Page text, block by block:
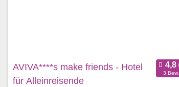
AVIVA****s make friends - Hotel
für Alleinreisende
3 Bew.